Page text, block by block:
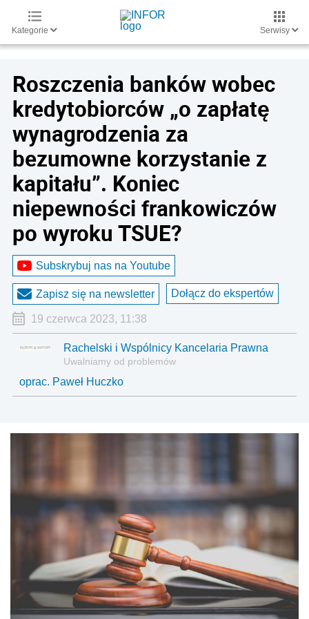
Kategorie Serwisy
Roszczenia banków wobec
kredytobiorców „o zapłatę
wynagrodzenia za
bezumowne korzystanie z
kapitału”. Koniec
niepewności frankowiczów
po wyroku TSUE?
Subskrybuj nas na Youtube
Zapisz się na newsletter Dołącz do ekspertów
19 czerwca 2023, 11:38
Rachelski i Wspólnicy Kancelaria Prawna
Uwalniamy od problemów
oprac. Paweł Huczko